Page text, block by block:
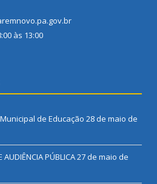
às 13:00
de Educação 28 de maio de
AUDIÊNCIA PÚBLICA27 de maio de